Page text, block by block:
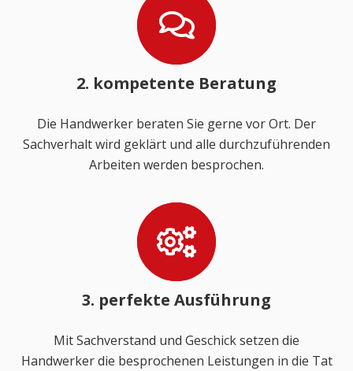
2. kompetente Beratung
Die Handwerker beraten Sie gerne vor Ort. Der
Sachverhalt wird geklärt und alle durchzuführenden
Arbeiten werden besprochen.
3. perfekte Ausführung
Mit Sachverstand und Geschick setzen die
Handwerker die besprochenen Leistungen in die Tat